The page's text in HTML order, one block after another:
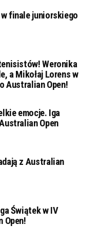
finale juniorskiego
Weronika
a Mikołaj Lorens w
Australian Open!
emocje. Iga
Open
z Australian
Świątek w IV
Open!